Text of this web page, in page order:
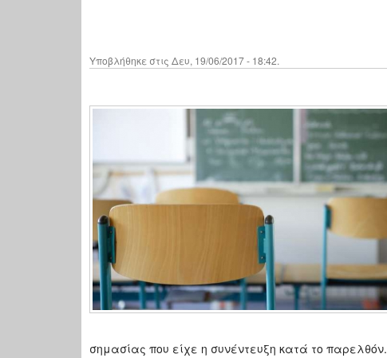
Υποβλήθηκε στις Δευ, 19/06/2017 - 18:42.
σημασίας που είχε η συνέντευξη κατά το παρελθόν.